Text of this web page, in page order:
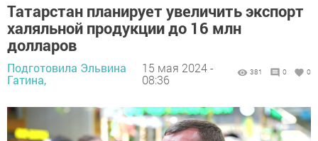
Татарстан планирует увеличить экспорт
халяльной продукции до 16 млн
долларов
Подготовила Эльвина
Гатина,
15 мая 2024 -
08:36
381 0 0